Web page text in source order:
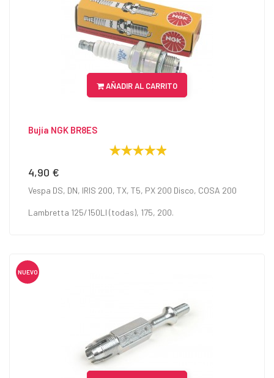
AÑADIR AL CARRITO
Bujía NGK BR8ES
Precio
4,90 €
Vespa DS, DN, IRIS 200, TX, T5, PX 200 Disco, COSA 200
Lambretta 125/150LI (todas), 175, 200.
NUEVO